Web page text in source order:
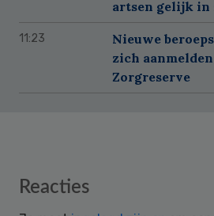
artsen gelijk
11:23
Nieuwe
zich
Zorgreserve
Reader
Reacties